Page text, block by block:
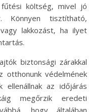
költség, mivel jó
Könnyen tisztítható,
lakkozást, ha ilyet
biztonsági zárakkal
otthonunk védelmének
ellenállnak az időjárás
megőrzik eredeti
hogy általában